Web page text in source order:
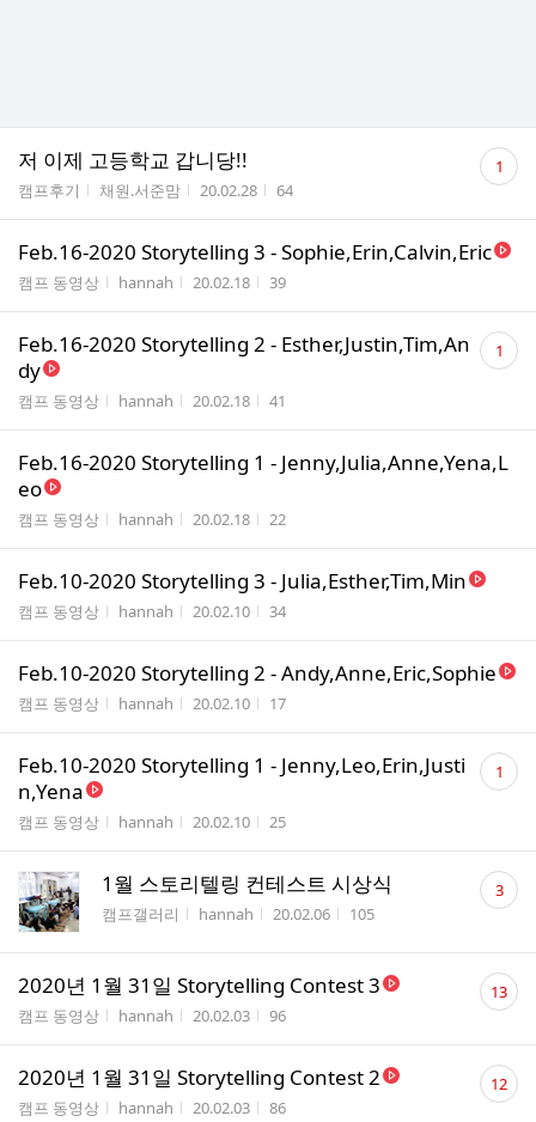
저 이제 고등학교 갑니당!!
게시판명
캠프후기 작성자
채원.서준맘 작성시간
20.02.28 조회수
64
댓
글 1
Feb.16-2020 Storytelling 3 - Sophie,Erin,Calvin,Eric
게시판명
캠프 동영상 작성자
hannah 작성시간
20.02.18 조회수
39
Feb.16-2020 Storytelling 2 - Esther,Justin,Tim,An
dy
게시판명
캠프 동영상 작성자
hannah 작성시간
20.02.18 조회수
41
댓
글 1
Feb.16-2020 Storytelling 1 - Jenny,Julia,Anne,Yena,L
eo
게시판명
캠프 동영상 작성자
hannah 작성시간
20.02.18 조회수
22
Feb.10-2020 Storytelling 3 - Julia,Esther,Tim,Min
게시판명
캠프 동영상 작성자
hannah 작성시간
20.02.10 조회수
34
Feb.10-2020 Storytelling 2 - Andy,Anne,Eric,Sophie
게시판명
캠프 동영상 작성자
hannah 작성시간
20.02.10 조회수
17
Feb.10-2020 Storytelling 1 - Jenny,Leo,Erin,Justi
n,Yena
게시판명
캠프 동영상 작성자
hannah 작성시간
20.02.10 조회수
25
댓
글 1
1월 스토리텔링 컨테스트 시상식
게시판명
캠프갤러리 작성자
hannah 작성시간
20.02.06 조회수
105
댓
글 3
2020년 1월 31일 Storytelling Contest 3
게시판명
캠프 동영상 작성자
hannah 작성시간
20.02.03 조회수
96
댓
글13
2020년 1월 31일 Storytelling Contest 2
게시판명
캠프 동영상 작성자
hannah 작성시간
20.02.03 조회수
86
댓
글12